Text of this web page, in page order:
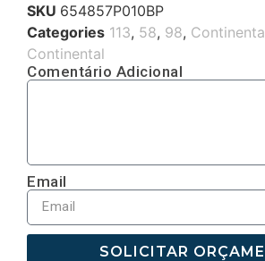
SKU 654857P010BP
Categories 113, 58, 98,
Continental
Comentário Adicional
Email
SOLICITAR